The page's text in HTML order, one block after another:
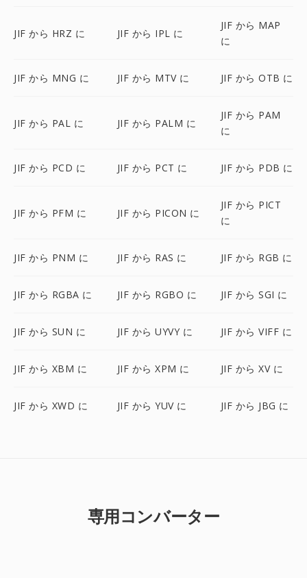
JIF から HRZ に JIF から IPL に
JIF から MAP
に
JIF から MNG に JIF から MTV に JIF から OTB に
JIF から PAL に JIF から PALM に
JIF から PAM
に
JIF から PCD に JIF から PCT に JIF から PDB に
JIF から PFM に JIF から PICON に
JIF から PICT
に
JIF から PNM に JIF から RAS に JIF から RGB に
JIF から RGBA に JIF から RGBO に JIF から SGI に
JIF から SUN に JIF から UYVY に JIF から VIFF に
JIF から XBM に JIF から XPM に JIF から XV に
JIF から XWD に JIF から YUV に JIF から JBG に
専用コンバーター